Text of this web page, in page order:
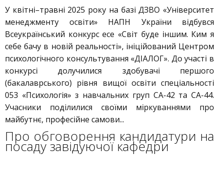
У квітні–травні 2025 року на базі ДЗВО «Університет
менеджменту освіти» НАПН України відбувся
Всеукраїнський конкурс есе «Світ буде іншим. Ким я
себе бачу в новій реальності», ініційований Центром
психологічного консультування «ДІАЛОГ». До участі в
конкурсі долучилися здобувачі першого
(бакалаврського) рівня вищої освіти спеціальності
053 «Психологія» з навчальних груп СА-42 та СА-44.
Учасники поділилися своїми міркуваннями про
майбутнє, професійне самови...
Про обговорення кандидатури на
посаду завідуючої кафедри